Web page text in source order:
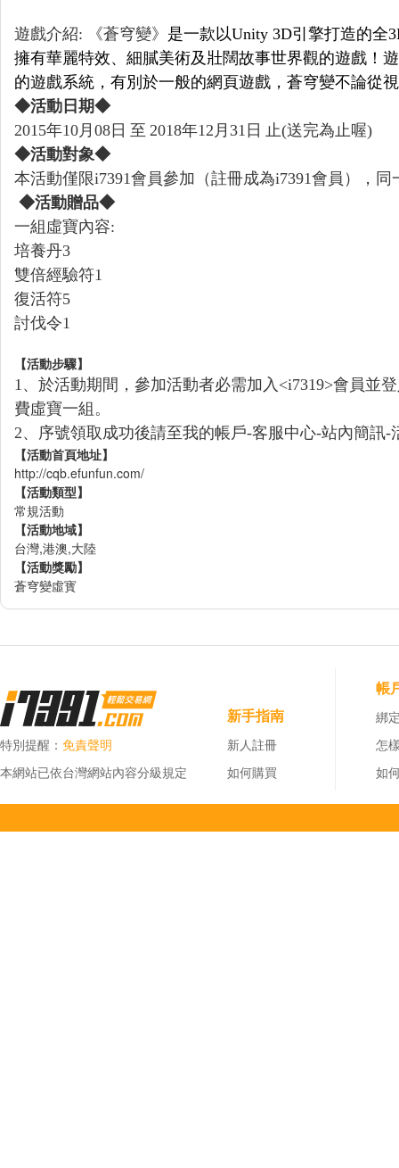
遊戲介紹: 《蒼穹變》 是一款以Unity 3D引擎打造的全
擁有華麗特效、細膩美術及壯闊故事世界觀的遊戲！
的遊戲系統，有別於一般的網頁遊戲，蒼穹變不論從
◆活動日期◆
2015年10月 08 日 至 2018年12 月 31 日 止(送完為止喔)
◆活動對象◆
本活動僅限i7391會員參加（註冊成為i7391會員），同
◆活動贈品◆
一組虛寶內容:
培養丹3
雙倍經驗符1
復活符5
討伐令1
【活動步驟】
1、於活動期間，參加活動者必需加入 <i7319>會員並
費虛寶一組。
2、序號領取成功後請至我的帳戶-客服中心-站內簡訊-
【活動首頁地址】
http://cqb.efunfun.com/
【活動類型】
常規活動
【活動地域】
台灣,港澳,大陸
【活動獎勵】
蒼穹變虛寳
特別提醒： 免責聲明
本網站已依台灣網站內容分級規定
新手指南
新人註冊
如何購買
帳
綁
怎
如